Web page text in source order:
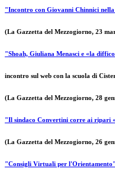
"Incontro con Giovanni Chinnici
(La Gazzetta del Mezzogiorno, 23
"Shoah, Giuliana Menasci e «la
incontro sul web con la scuola di
(La Gazzetta del Mezzogiorno, 28
"Il sindaco Convertini corre ai ripari
(La Gazzetta del Mezzogiorno, 26
"Consigli Virtuali per l'Orientamento"